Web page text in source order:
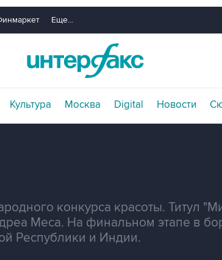
Еще...
Культура Москва Digital Новости
конкурса красоты. Титул
Меса. На финальном этапе в
Республики и Индии.